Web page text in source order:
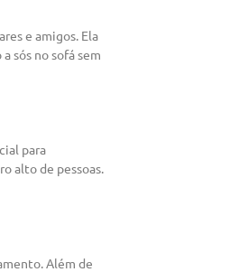
e amigos. Ela
sós no sofá sem
para
alto de pessoas.
Além de